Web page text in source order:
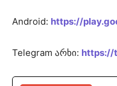
Android: https://
Telegram არხი: https://